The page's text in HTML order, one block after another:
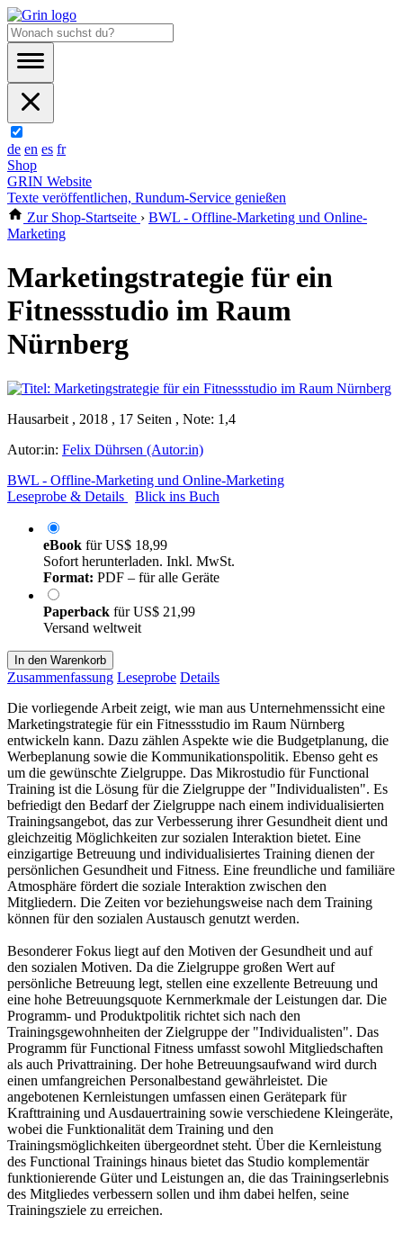
de en es fr
Shop
GRIN Website
Texte veröffentlichen, Rundum-Service genießen
Zur Shop-Startseite › BWL - Offline-Marketing und Online-
Marketing
Marketingstrategie für ein
Fitnessstudio im Raum
Nürnberg
Hausarbeit , 2018 , 17 Seiten , Note: 1,4
Autor:in: Felix Dührsen (Autor:in)
BWL - Offline-Marketing und Online-Marketing
Leseprobe & Details
Blick ins Buch
eBook fürUS$ 18,99
Sofort herunterladen. Inkl. MwSt.
Format: PDF – für alle Geräte
Paperback fürUS$ 21,99
Versand weltweit
In den Warenkorb
Zusammenfassung Leseprobe Details
Die vorliegende Arbeit zeigt, wie man aus Unternehmenssicht eine
Marketingstrategie für ein Fitnessstudio im Raum Nürnberg
entwickeln kann. Dazu zählen Aspekte wie die Budgetplanung, die
Werbeplanung sowie die Kommunikationspolitik. Ebenso geht es
um die gewünschte Zielgruppe. Das Mikrostudio für Functional
Training ist die Lösung für die Zielgruppe der "Individualisten". Es
befriedigt den Bedarf der Zielgruppe nach einem individualisierten
Trainingsangebot, das zur Verbesserung ihrer Gesundheit dient und
gleichzeitig Möglichkeiten zur sozialen Interaktion bietet. Eine
einzigartige Betreuung und individualisiertes Training dienen der
persönlichen Gesundheit und Fitness. Eine freundliche und familiäre
Atmosphäre fördert die soziale Interaktion zwischen den
Mitgliedern. Die Zeiten vor beziehungsweise nach dem Training
können für den sozialen Austausch genutzt werden.
Besonderer Fokus liegt auf den Motiven der Gesundheit und auf
den sozialen Motiven. Da die Zielgruppe großen Wert auf
persönliche Betreuung legt, stellen eine exzellente Betreuung und
eine hohe Betreuungsquote Kernmerkmale der Leistungen dar. Die
Programm- und Produktpolitik richtet sich nach den
Trainingsgewohnheiten der Zielgruppe der "Individualisten". Das
Programm für Functional Fitness umfasst sowohl Mitgliedschaften
als auch Privattraining. Der hohe Betreuungsaufwand wird durch
einen umfangreichen Personalbestand gewährleistet. Die
angebotenen Kernleistungen umfassen einen Gerätepark für
Krafttraining und Ausdauertraining sowie verschiedene Kleingeräte,
wobei die Funktionalität dem Training und den
Trainingsmöglichkeiten übergeordnet steht. Über die Kernleistung
des Functional Trainings hinaus bietet das Studio komplementär
funktionierende Güter und Leistungen an, die das Trainingserlebnis
des Mitgliedes verbessern sollen und ihm dabei helfen, seine
Trainingsziele zu erreichen.